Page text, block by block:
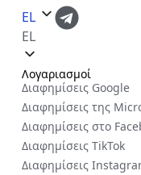
EL
EL
Λογαριασμοί
Διαφημίσεις Google
Διαφημίσεις της
Διαφημίσεις στο
Διαφημίσεις TikTok
Διαφημίσεις